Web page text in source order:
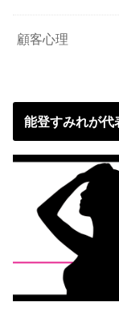
顧客心理
能登すみれが代